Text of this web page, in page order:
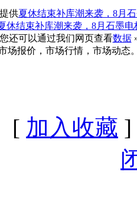
供夏休结束补库潮来袭，8月
休结束补库潮来袭，8月石墨电
还可以通过我们网页查看数据
场报价，市场行情，市场动态
[ 加入收藏